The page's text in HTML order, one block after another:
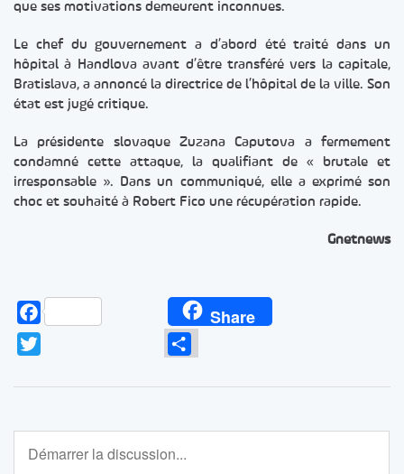
que ses motivations demeurent inconnues.
Le chef du gouvernement a d’abord été traité dans un
hôpital à Handlova avant d’être transféré vers la capitale,
Bratislava, a annoncé la directrice de l’hôpital de la ville. Son
état est jugé critique.
La présidente slovaque Zuzana Caputova a fermement
condamné cette attaque, la qualifiant de « brutale et
irresponsable ». Dans un communiqué, elle a exprimé son
choc et souhaité à Robert Fico une récupération rapide.
Gnetnews
Facebook Share
Partager